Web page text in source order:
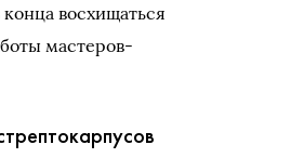
восхищаться
мастеров-